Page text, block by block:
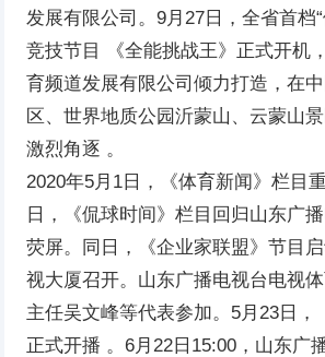
发展有限公司。9月27日，全省首档
竞技节目 《全能挑战王》正式开机
育频道发展有限公司倾力打造，在
区、世界地质公园沂蒙山、云蒙山
激烈角逐 。
2020年5月1日，《体育新闻》栏目
日，《侃球时间》栏目回归山东广
荧屏。同日，《企业家联盟》节目
视大厦召开。山东广播电视台电视
主任吴文峰等代表参加。5月23日，
正式开播 。6月22日15:00，山东广